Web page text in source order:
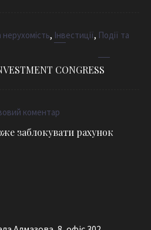
, Інвестиції, Події та
CONGRESS
коментар
заблокувати рахунок